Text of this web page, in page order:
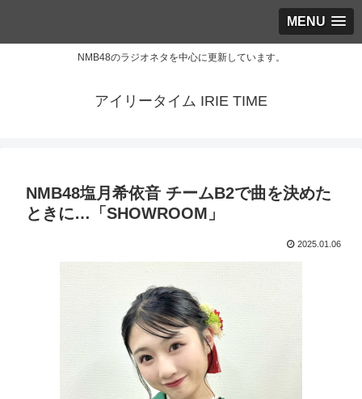
MENU
NMB48のラジオネタを中心に更新しています。
アイリータイム IRIE TIME
NMB48塩月希依音 チームB2で曲を決めた
ときに…「SHOWROOM」
2025.01.06